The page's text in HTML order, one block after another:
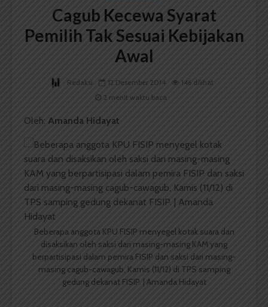
Cagub Kecewa Syarat
Pemilih Tak Sesuai Kebijakan
Awal
Redaksi 12 Desember 2014
146 dilihat
2 menit waktu baca
Oleh: Amanda Hidayat
Beberapa anggota KPU FISIP menyegel kotak suara dan
disaksikan oleh saksi dari masing-masing KAM yang
berpartisipasi dalam pemira FISIP dan saksi dari masing-
masing cagub-cawagub, Kamis (11/12) di TPS samping
gedung dekanat FISIP. | Amanda Hidayat